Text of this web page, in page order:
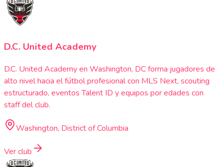
D.C. United Academy
D.C. United Academy en Washington, DC forma jugadores de
alto nivel hacia el fútbol profesional con MLS Next, scouting
estructurado, eventos Talent ID y equipos por edades con
staff del club.
Washington, District of Columbia
Ver club